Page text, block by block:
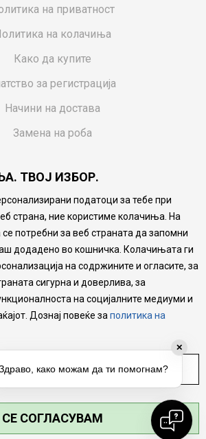
на приватност
на колачиња
Како да купите
за регистрација
Начини на достава
Замена на роба
Ваучери
Product Finder
FAQs
што попрецизни во описот на
на слики и цени, но не
дека сите информации се
грешка. Сите производи се дел од
не се подразбира дека мора да се
во секој момент.
. СИТЕ ПРАВА ЗАДРЖАНИ.
ТВОЈ ИЗБОР.
податоци за тебе при
страна, ние користиме колачиња. На
потребни за веб страната да запомни
додадено во кошничка. Колачињата ги
на содржините и огласите, за
сигурна и доверлива, за
на социјалните медиуми и
Дознај повеќе за политика на
ПОСТАВУВАЊА
СЕ СОГЛАСУВАМ
✕
како можам да ти помогнам?